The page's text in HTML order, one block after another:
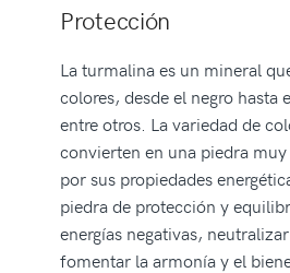
Protección
La turmalina es un mineral
colores, desde el negro hasta
entre otros. La variedad de
convierten en una piedra
por sus propiedades
piedra de protección y
energías negativas,
fomentar la armonía y el